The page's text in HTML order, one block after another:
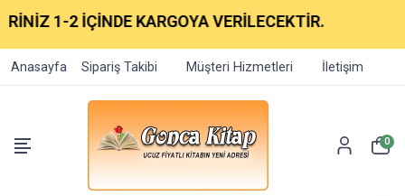
1-2 İÇİNDE KARGOYA VERİLECEKTİR.
Anasayfa Sipariş Takibi Müşteri Hizmetleri İletişim
0